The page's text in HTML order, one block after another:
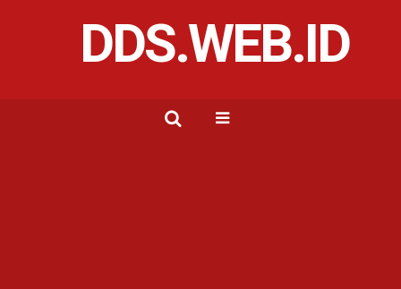
DDS.WEB.ID